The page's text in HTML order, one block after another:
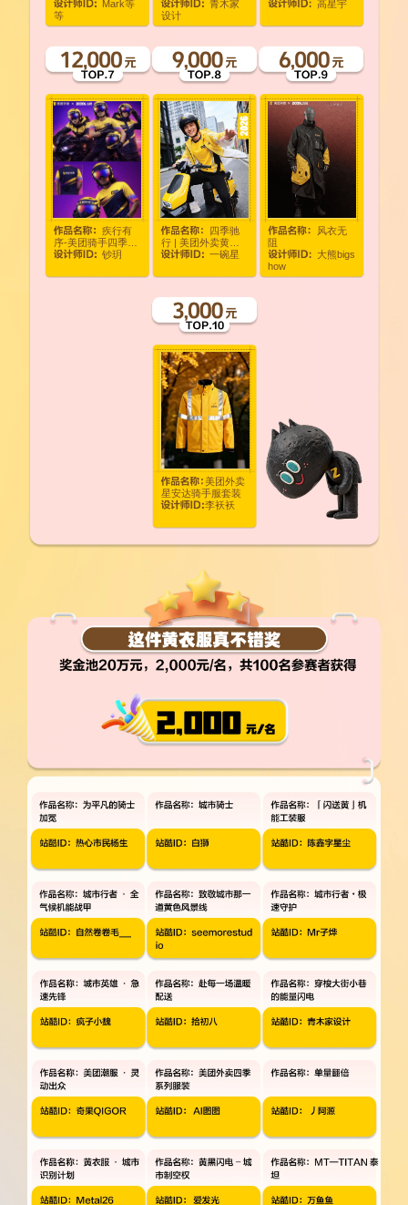
衲拼接极简Mark等
等
电！美团1V1急送服
装设计
青木家
设计
高星宇
疾行有
序-美团骑手四季通
勤服装与装备系列
钞玥
四季驰
行 | 美团外卖黄衣
服设计
一碗星
风衣无
阻
大熊bigs
how
美团外卖
星安达骑手服套装
李袄袄